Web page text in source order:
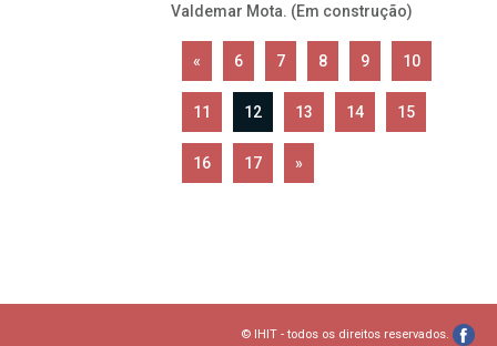
Valdemar Mota. (Em construção)
« 6 7 8 9 10
11 12 13 14 15
16 17 »
© IHIT - todos os direitos reservados.